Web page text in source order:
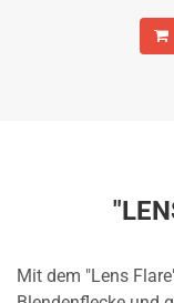
Mit dem "Lens